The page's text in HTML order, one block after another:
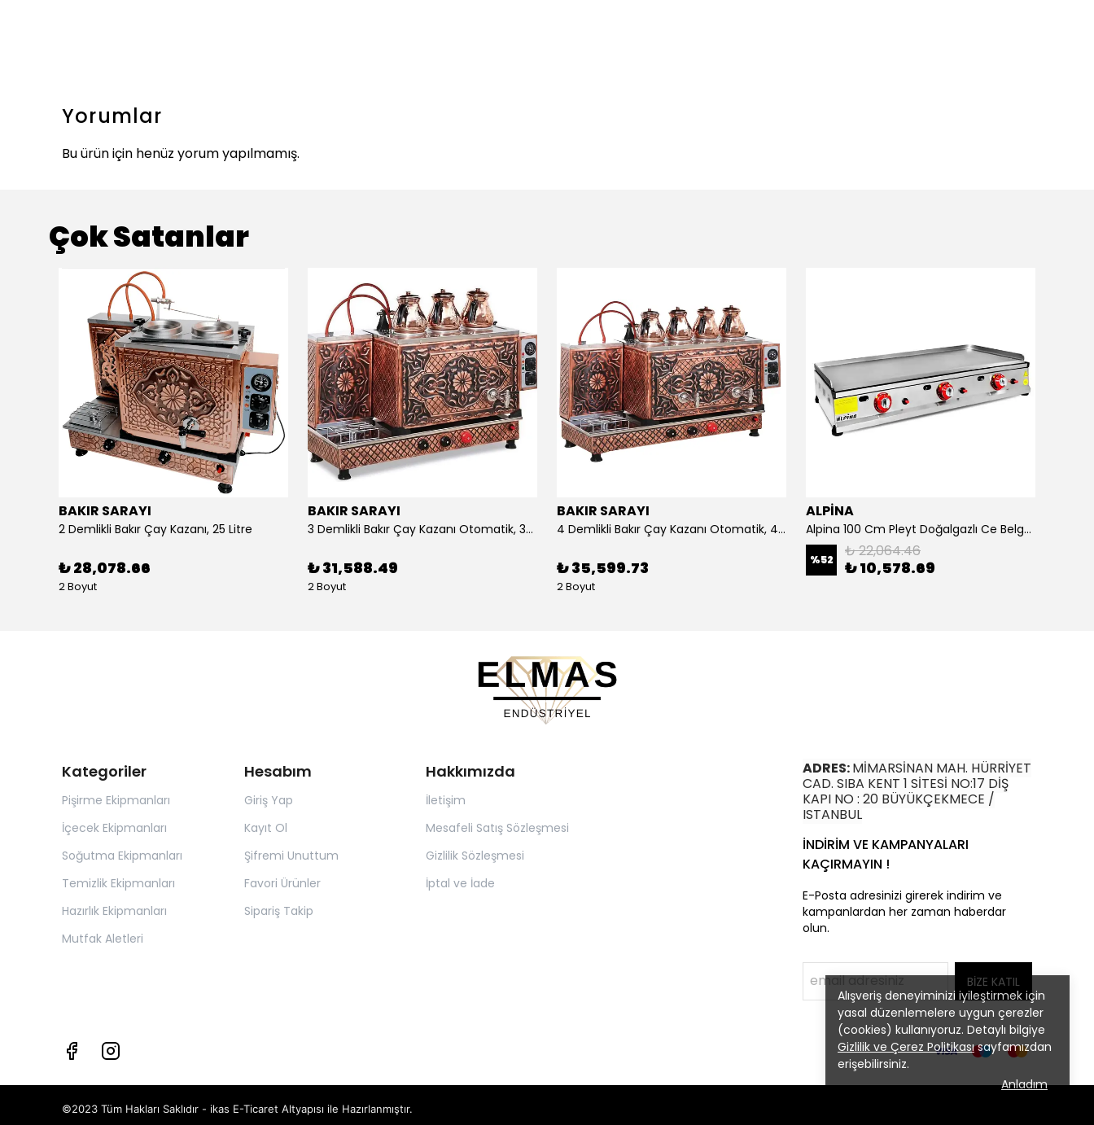
Alışveriş deneyiminizi iyileştirmek için
yasal düzenlemelere uygun çerezler
(cookies) kullanıyoruz. Detaylı bilgiye
Gizlilik ve Çerez Politikasısayfamızdan
erişebilirsiniz.
Anladım
Yorumlar
Bu ürün için henüz yorum yapılmamış.
Çok Satanlar
BAKIR SARAYI
2 Demlikli Bakır Çay Kazanı, 25 Litre
₺ 28,078.66
2 Boyut
BAKIR SARAYI
3 Demlikli Bakır Çay Kazanı Otomatik, 30 Litre
₺ 31,588.49
2 Boyut
BAKIR SARAYI
4 Demlikli Bakır Çay Kazanı Otomatik, 40 Litre
₺ 35,599.73
2 Boyut
ALPİNA
Alpina 100 Cm Pleyt Doğalgazlı Ce Belgeli
%52 ₺ 22,064.46
₺ 10,578.69
Kategoriler
Pişirme Ekipmanları
İçecek Ekipmanları
Soğutma Ekipmanları
Temizlik Ekipmanları
Hazırlık Ekipmanları
Mutfak Aletleri
Hesabım
Giriş Yap
Kayıt Ol
Şifremi Unuttum
Favori Ürünler
Sipariş Takip
Hakkımızda
İletişim
Mesafeli Satış Sözleşmesi
Gizlilik Sözleşmesi
İptal ve İade
ADRES:MİMARSİNAN MAH. HÜRRİYET
CAD. SIBA KENT 1 SİTESİ NO:17 DİŞ
KAPI NO : 20 BÜYÜKÇEKMECE /
ISTANBUL
İNDİRİM VE KAMPANYALARI
KAÇIRMAYIN !
E-Posta adresinizi girerek indirim ve
kampanlardan her zaman haberdar
olun.
BİZE KATIL
©2023 Tüm Hakları Saklıdır - ikas E-Ticaret Altyapısı ile Hazırlanmıştır.